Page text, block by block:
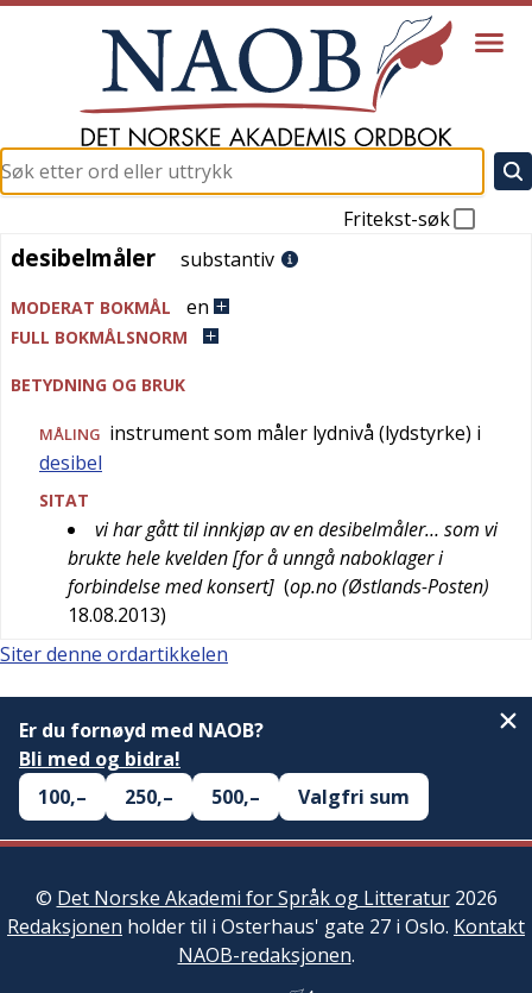
Fritekst-søk
desibelmåler
desibelmåler substantiv
MODERAT BOKMÅL en
FULL BOKMÅLSNORM
BETYDNING OG BRUK
MÅLING instrument som måler lydnivå (lydstyrke) i
desibel
SITAT
vi har gått til innkjøp av en desibelmåler… som vi
brukte hele kvelden [for å unngå naboklager i
forbindelse med konsert] (op.no (Østlands-Posten)
18.08.2013)
Siter denne ordartikkelen
Er du fornøyd med NAOB?
Bli med og bidra!
100,–
250,– 500,– Valgfri sum
© Det Norske Akademi for Språk og Litteratur2026
Redaksjonen holder til i Osterhaus' gate 27 i Oslo. Kontakt
NAOB-redaksjonen.